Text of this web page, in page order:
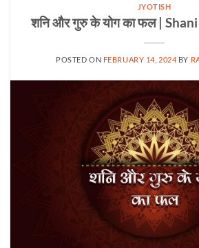
JYOTISH
शनि और गुरु के योग का फल |
POSTED ON FEBRUARY 14, 2024 BY